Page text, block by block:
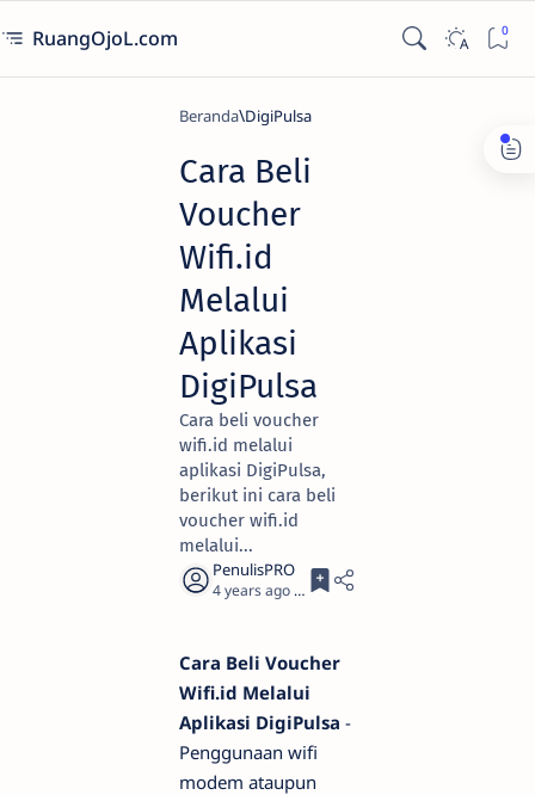
RuangOjoL.com
Beranda DigiPulsa
Cara Beli
Voucher
Wifi.id
Melalui
Aplikasi
DigiPulsa
Cara beli voucher
wifi.id melalui
aplikasi DigiPulsa,
berikut ini cara beli
voucher wifi.id
melalui...
4 years ago 3
Cara Beli Voucher
Wifi.id Melalui
Aplikasi DigiPulsa -
Penggunaan wifi
modem ataupun